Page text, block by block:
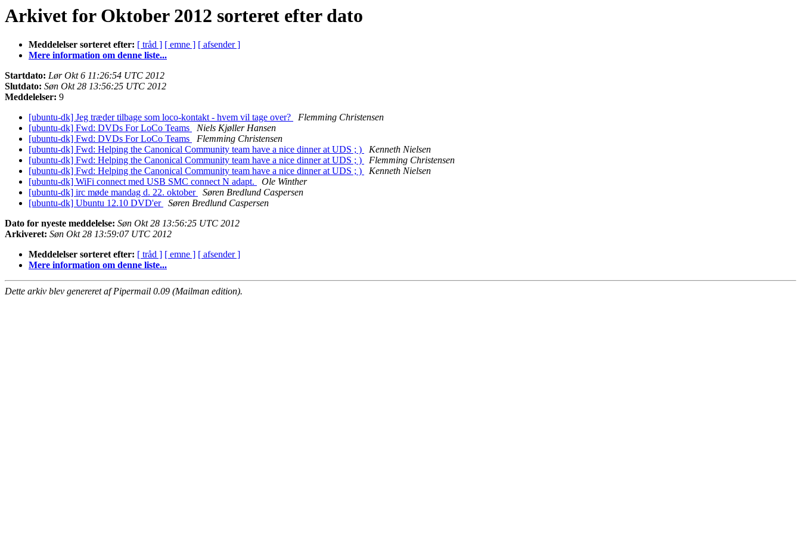
Arkivet for Oktober 2012 sorteret efter dato
Meddelelser sorteret efter: [ tråd ] [ emne ] [ afsender ]
Mere information om denne liste...
Startdato: Lør Okt 6 11:26:54 UTC 2012
Slutdato: Søn Okt 28 13:56:25 UTC 2012
Meddelelser: 9
[ubuntu-dk] Jeg træder tilbage som loco-kontakt - hvem vil tage over?
Flemming Christensen
[ubuntu-dk] Fwd: DVDs For LoCo Teams
Niels Kjøller Hansen
[ubuntu-dk] Fwd: DVDs For LoCo Teams
Flemming Christensen
[ubuntu-dk] Fwd: Helping the Canonical Community team have a nice dinner at UDS ; )
Kenneth Nielsen
[ubuntu-dk] Fwd: Helping the Canonical Community team have a nice dinner at UDS ; )
Flemming Christensen
[ubuntu-dk] Fwd: Helping the Canonical Community team have a nice dinner at UDS ; )
Kenneth Nielsen
[ubuntu-dk] WiFi connect med USB SMC connect N adapt.
Ole Winther
[ubuntu-dk] irc møde mandag d. 22. oktober
Søren Bredlund Caspersen
[ubuntu-dk] Ubuntu 12.10 DVD'er
Søren Bredlund Caspersen
Dato for nyeste meddelelse: Søn Okt 28 13:56:25 UTC 2012
Arkiveret: Søn Okt 28 13:59:07 UTC 2012
Meddelelser sorteret efter: [ tråd ] [ emne ] [ afsender ]
Mere information om denne liste...
Dette arkiv blev genereret af Pipermail 0.09 (Mailman edition).